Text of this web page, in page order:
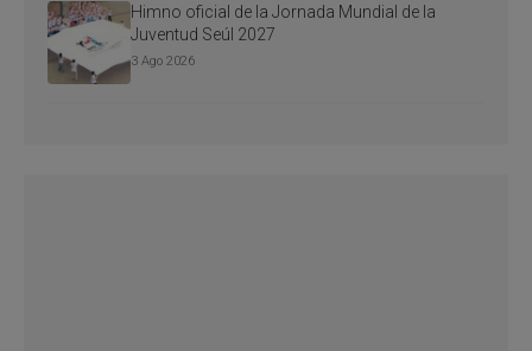
Himno oficial de la Jornada Mundial de la
Juventud Seúl 2027
3 Ago 2026